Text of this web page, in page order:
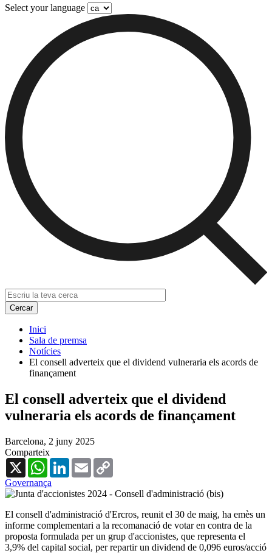
Select your language
Inici
Sala de premsa
Notícies
El consell adverteix que el dividend vulneraria els acords de
finançament
El consell adverteix que el dividend
vulneraria els acords de finançament
Barcelona, 2 juny 2025
Comparteix
X
WhatsAppLinkedInEmail
Governança
El consell d'administració d'Ercros, reunit el 30 de maig, ha emès un
informe complementari a la recomanació de votar en contra de la
proposta formulada per un grup d'accionistes, que representa el
3,9% del capital social, per repartir un dividend de 0,096 euros/acció